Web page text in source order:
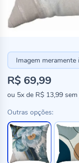
Imagem meramente
R$ 69,99
ou 5x de R$ 13,99
Outras opções: